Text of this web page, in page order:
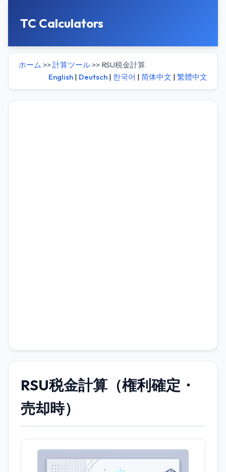
TC Calculators
ホーム >>計算ツール >> RSU税金計算
English | Deutsch | 한국어 | 简体中文 | 繁體中文
RSU税金計算（権利確定・
売却時）